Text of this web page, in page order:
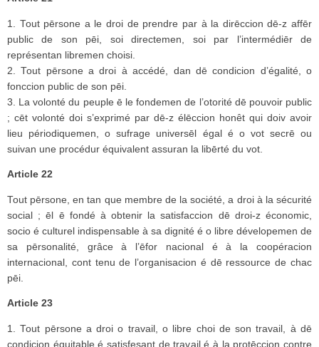
1. Tout pērsone a le droi de prendre par à la dirēccion dē-z affēr
public de son pēi, soi directemen, soi par l’intermédiēr de
représentan libremen choisi.
2. Tout pērsone a droi à accédé, dan dē condicion d’égalité, o
fonccion public de son pēi.
3. La volonté du peuple ē le fondemen de l’otorité dē pouvoir public
; cēt volonté doi s’exprimé par dē-z élēccion honêt qui doiv avoir
lieu périodiquemen, o sufrage universēl égal é o vot secrē ou
suivan une procédur équivalent assuran la libērté du vot.
Article 22
Tout pērsone, en tan que membre de la société, a droi à la sécurité
social ; ēl ē fondé à obtenir la satisfaccion dē droi-z économic,
socio é culturel indispensable à sa dignité é o libre dévelopemen de
sa pērsonalité, grâce à l’ēfor nacional é à la coopéracion
internacional, cont tenu de l’organisacion é dē ressource de chac
pēi.
Article 23
1. Tout pērsone a droi o travail, o libre choi de son travail, à dē
condicion équitable é satisfesant de travail é à la protēccion contre